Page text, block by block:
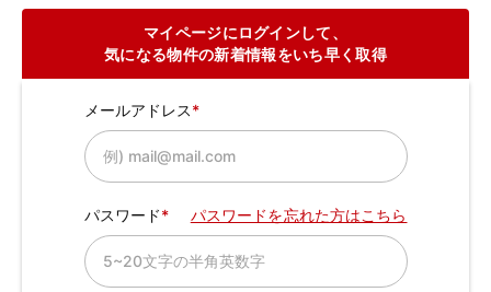
マイページにログインして、
気になる物件の新着情報をいち早く取得
メールアドレス
パスワード パスワードを忘れた方はこちら